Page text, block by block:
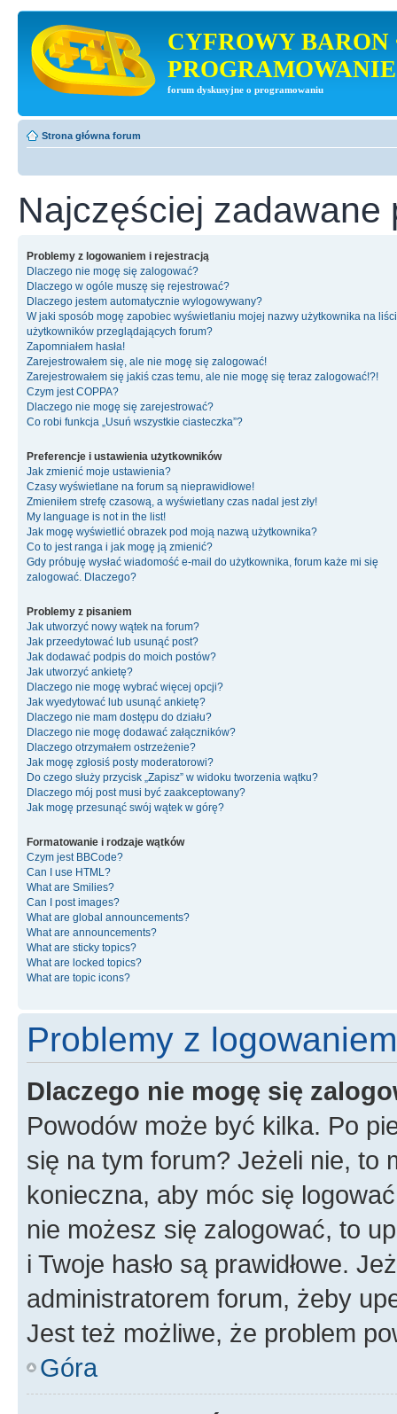
CYFROWY BARON
PROGRAMOWANIE
forum dyskusyjne o programowaniu
Strona główna forum
Najczęściej zadawane
Problemy z logowaniem i rejestracją
Dlaczego nie mogę się zalogować?
Dlaczego w ogóle muszę się rejestrować?
Dlaczego jestem automatycznie wylogowywany?
W jaki sposób mogę zapobiec wyświetlaniu mojej nazwy użytkownika na
użytkowników przeglądających forum?
Zapomniałem hasła!
Zarejestrowałem się, ale nie mogę się zalogować!
Zarejestrowałem się jakiś czas temu, ale nie mogę się teraz zalogować!?!
Czym jest COPPA?
Dlaczego nie mogę się zarejestrować?
Co robi funkcja „Usuń wszystkie ciasteczka”?
Preferencje i ustawienia użytkowników
Jak zmienić moje ustawienia?
Czasy wyświetlane na forum są nieprawidłowe!
Zmieniłem strefę czasową, a wyświetlany czas nadal jest zły!
My language is not in the list!
Jak mogę wyświetlić obrazek pod moją nazwą użytkownika?
Co to jest ranga i jak mogę ją zmienić?
Gdy próbuję wysłać wiadomość e-mail do użytkownika, forum każe mi się
zalogować. Dlaczego?
Problemy z pisaniem
Jak utworzyć nowy wątek na forum?
Jak przeedytować lub usunąć post?
Jak dodawać podpis do moich postów?
Jak utworzyć ankietę?
Dlaczego nie mogę wybrać więcej opcji?
Jak wyedytować lub usunąć ankietę?
Dlaczego nie mam dostępu do działu?
Dlaczego nie mogę dodawać załączników?
Dlaczego otrzymałem ostrzeżenie?
Jak mogę zgłosiś posty moderatorowi?
Do czego służy przycisk „Zapisz” w widoku tworzenia wątku?
Dlaczego mój post musi być zaakceptowany?
Jak mogę przesunąć swój wątek w górę?
Formatowanie i rodzaje wątków
Czym jest BBCode?
Can I use HTML?
What are Smilies?
Can I post images?
What are global announcements?
What are announcements?
What are sticky topics?
What are locked topics?
What are topic icons?
Problemy z
Dlaczego nie mogę się
Powodów może być kilka. Po
się na tym forum? Jeżeli nie, to
konieczna, aby móc się
nie możesz się zalogować, to
i Twoje hasło są prawidłowe.
administratorem forum, żeby
Jest też możliwe, że problem
Góra